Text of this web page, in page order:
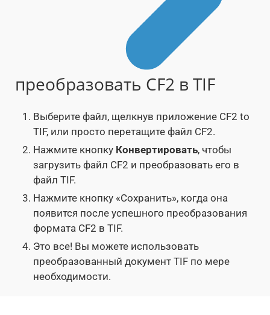
преобразовать CF2 в TIF
Выберите файл, щелкнув приложение CF2 to
TIF, или просто перетащите файл CF2.
Нажмите кнопку Конвертировать, чтобы
загрузить файл CF2 и преобразовать его в
файл TIF.
Нажмите кнопку «Сохранить», когда она
появится после успешного преобразования
формата CF2 в TIF.
Это все! Вы можете использовать
преобразованный документ TIF по мере
необходимости.